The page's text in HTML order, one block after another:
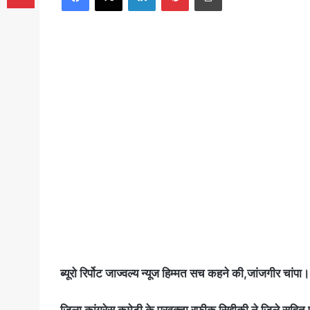
ब्यूरो रिर्पोट जाज्वल्य न्यूज हिम्मत सच कहने की,जांजगीर चांपा।